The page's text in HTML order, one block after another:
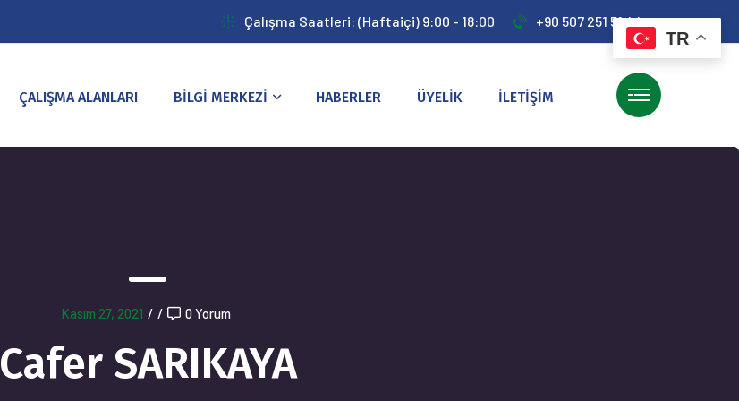
Çalışma Saatleri: (Haftaiçi) 9:00 - 18:00 +90 507 251 51 44
ÇALIŞMA ALANLARI BİLGİ MERKEZİ HABERLER ÜYELİK İLETİŞİM
Kasım 27, 2021 / / 0 Yorum
Cafer SARIKAYA
TR